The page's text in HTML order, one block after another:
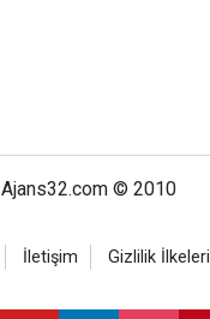
Ajans32.com © 2010
İletişim Gizlilik İlkeleri